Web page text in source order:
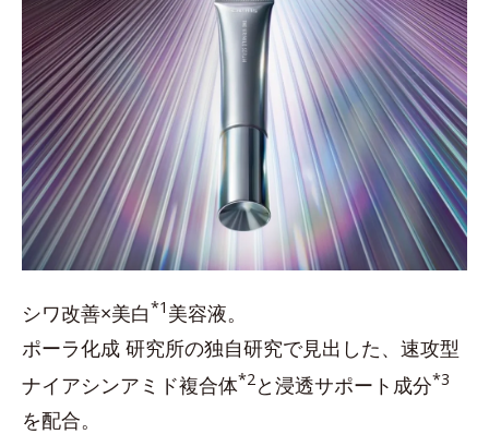
シワ改善×美白*1 美容液。
ポーラ化成 研究所の独自研究で見出した、速攻型
ナイアシンアミド複合体*2 と浸透サポート成分*3
を配合。